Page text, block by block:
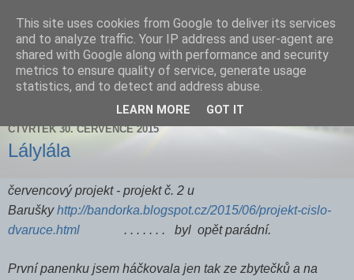
Zdenička
ČTVRTEK 30. ČERVENCE 2015
Lálylála
červencový projekt - projekt č. 2 u
Baruškyhttp://bandorka.blogspot.cz/2015/06/projekt-cislo-
dvaruce.html
. . . . . . . byl opět parádní.
První panenku jsem háčkovala jen tak ze zbytečků a na
This site uses cookies from Google to deliver its services
and to analyze traffic. Your IP address and user-agent are
shared with Google along with performance and security
metrics to ensure quality of service, generate usage
statistics, and to detect and address abuse.
LEARN MORE GOT IT